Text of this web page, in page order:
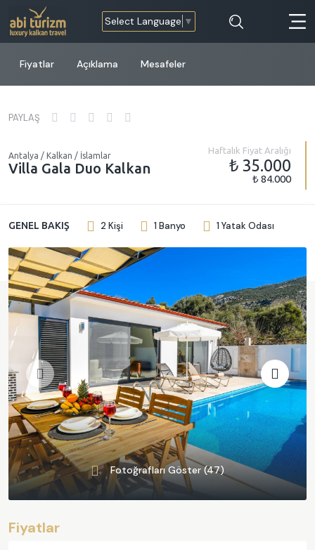
Select Language ▼
Fiyatlar Açıklama Mesafeler
PAYLAŞ
Antalya / Kalkan / İslamlar
Villa Gala Duo Kalkan
Haftalık Fiyat Aralığı
₺ 35.000
₺ 84.000
GENEL BAKIŞ 2 Kişi 1 Banyo 1 Yatak Odası
Fotoğrafları Göster (47)
Fiyatlar